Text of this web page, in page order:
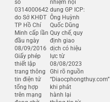
số
0314000642
do Sở KHĐT
TP Hồ Chí
Minh cấp lần
đầu ngày
08/09/2016
Giấy phép
thiết lập
trang thông
tin điện tử
tổng hợp
trên mạng
nhiệm nội
dung GP ICP:
Ông Huỳnh
Quốc Dũng
Quy chế, quy
định giao
dịch có hiệu
lực từ
08/08/2023
Ghi rõ nguồn
“Diaocphongthuy.com”
khi phát
hành lại